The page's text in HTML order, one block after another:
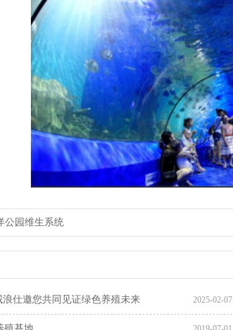
公园维生系统
2025-02-07
浪仕邀您共同见证绿色养殖未来